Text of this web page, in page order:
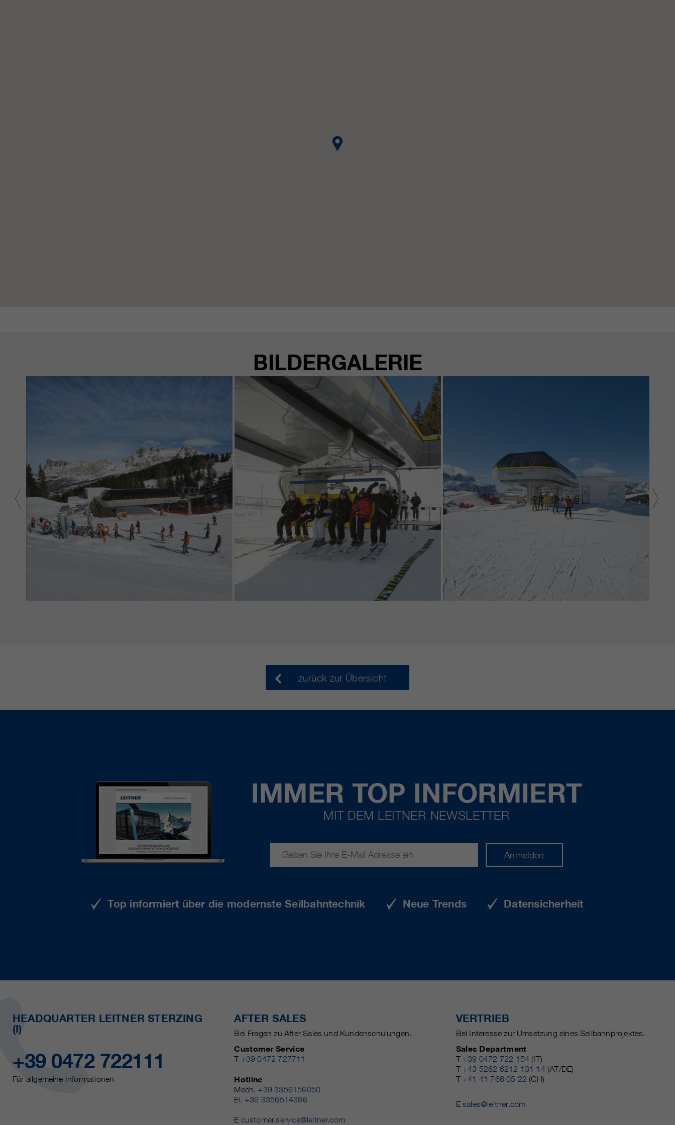
BILDERGALERIE
zurück zur Übersicht
IMMER TOP INFORMIERT
MIT DEM LEITNER NEWSLETTER
Anmelden
Top informiert über die modernste Seilbahntechnik Neue Trends Datensicherheit
HEADQUARTER LEITNER STERZING
(I)
+39 0472 722111
Für allgemeine Informationen
AFTER SALES
Bei Fragen zu After Sales und Kundenschulungen.
Customer Service
T +39 0472 727711
Hotline
Mech. +39 3356156050
El. +39 3356514386
E customer.service@leitner.com
VERTRIEB
Bei Interesse zur Umsetzung eines Seilbahnprojektes.
Sales Department
T +39 0472 722 154 (IT)
T +43 5262 6212 131 14(AT/DE)
T +41 41 766 05 22 (CH)
Esales@leitner.com